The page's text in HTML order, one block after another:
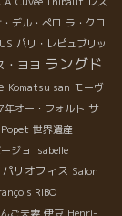
デル・ぺロ ラ・クロ
パリ・レピュブリッ
・ヨヨ ラングド
Komatsu san モーヴ
オー・フォルト サ
世界遺産
ジョ Isabelle
パリオフィス Salon
RIBO